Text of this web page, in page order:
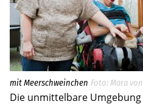
mit Meerschweinchen Mara
Die unmittelbare